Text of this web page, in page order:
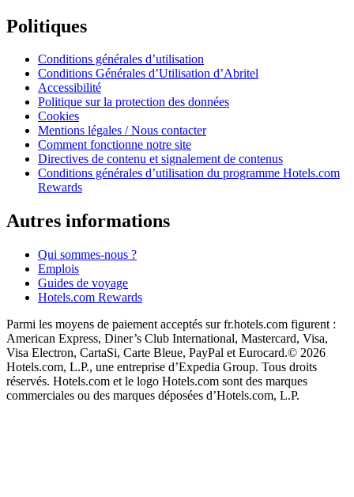
Politiques
Conditions générales d’utilisation
Conditions Générales d’Utilisation d’Abritel
Accessibilité
Politique sur la protection des données
Cookies
Mentions légales / Nous contacter
Comment fonctionne notre site
Directives de contenu et signalement de contenus
Conditions générales d’utilisation du programme Hotels.com
Rewards
Autres informations
Qui sommes-nous ?
Emplois
Guides de voyage
Hotels.com Rewards
Parmi les moyens de paiement acceptés sur fr.hotels.com figurent :
American Express, Diner’s Club International, Mastercard, Visa,
Visa Electron, CartaSi, Carte Bleue, PayPal et Eurocard.© 2026
Hotels.com, L.P., une entreprise d’Expedia Group. Tous droits
réservés. Hotels.com et le logo Hotels.com sont des marques
commerciales ou des marques déposées d’Hotels.com, L.P.